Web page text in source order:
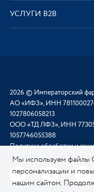
УСЛУГИ В2В
2026 © Императорский
АО «ИФЗ», ИНН
1027806058213
ООО «ТД ЛФЗ», ИНН
1057746055388
Политика обработки и
Мы используем файлы
персонализации и
нашим сайтом.